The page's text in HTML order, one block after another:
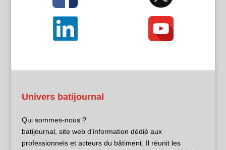
Univers batijournal
Qui sommes-nous ?
batijournal, site web d’information dédié aux
professionnels et acteurs du bâtiment. Il réunit les